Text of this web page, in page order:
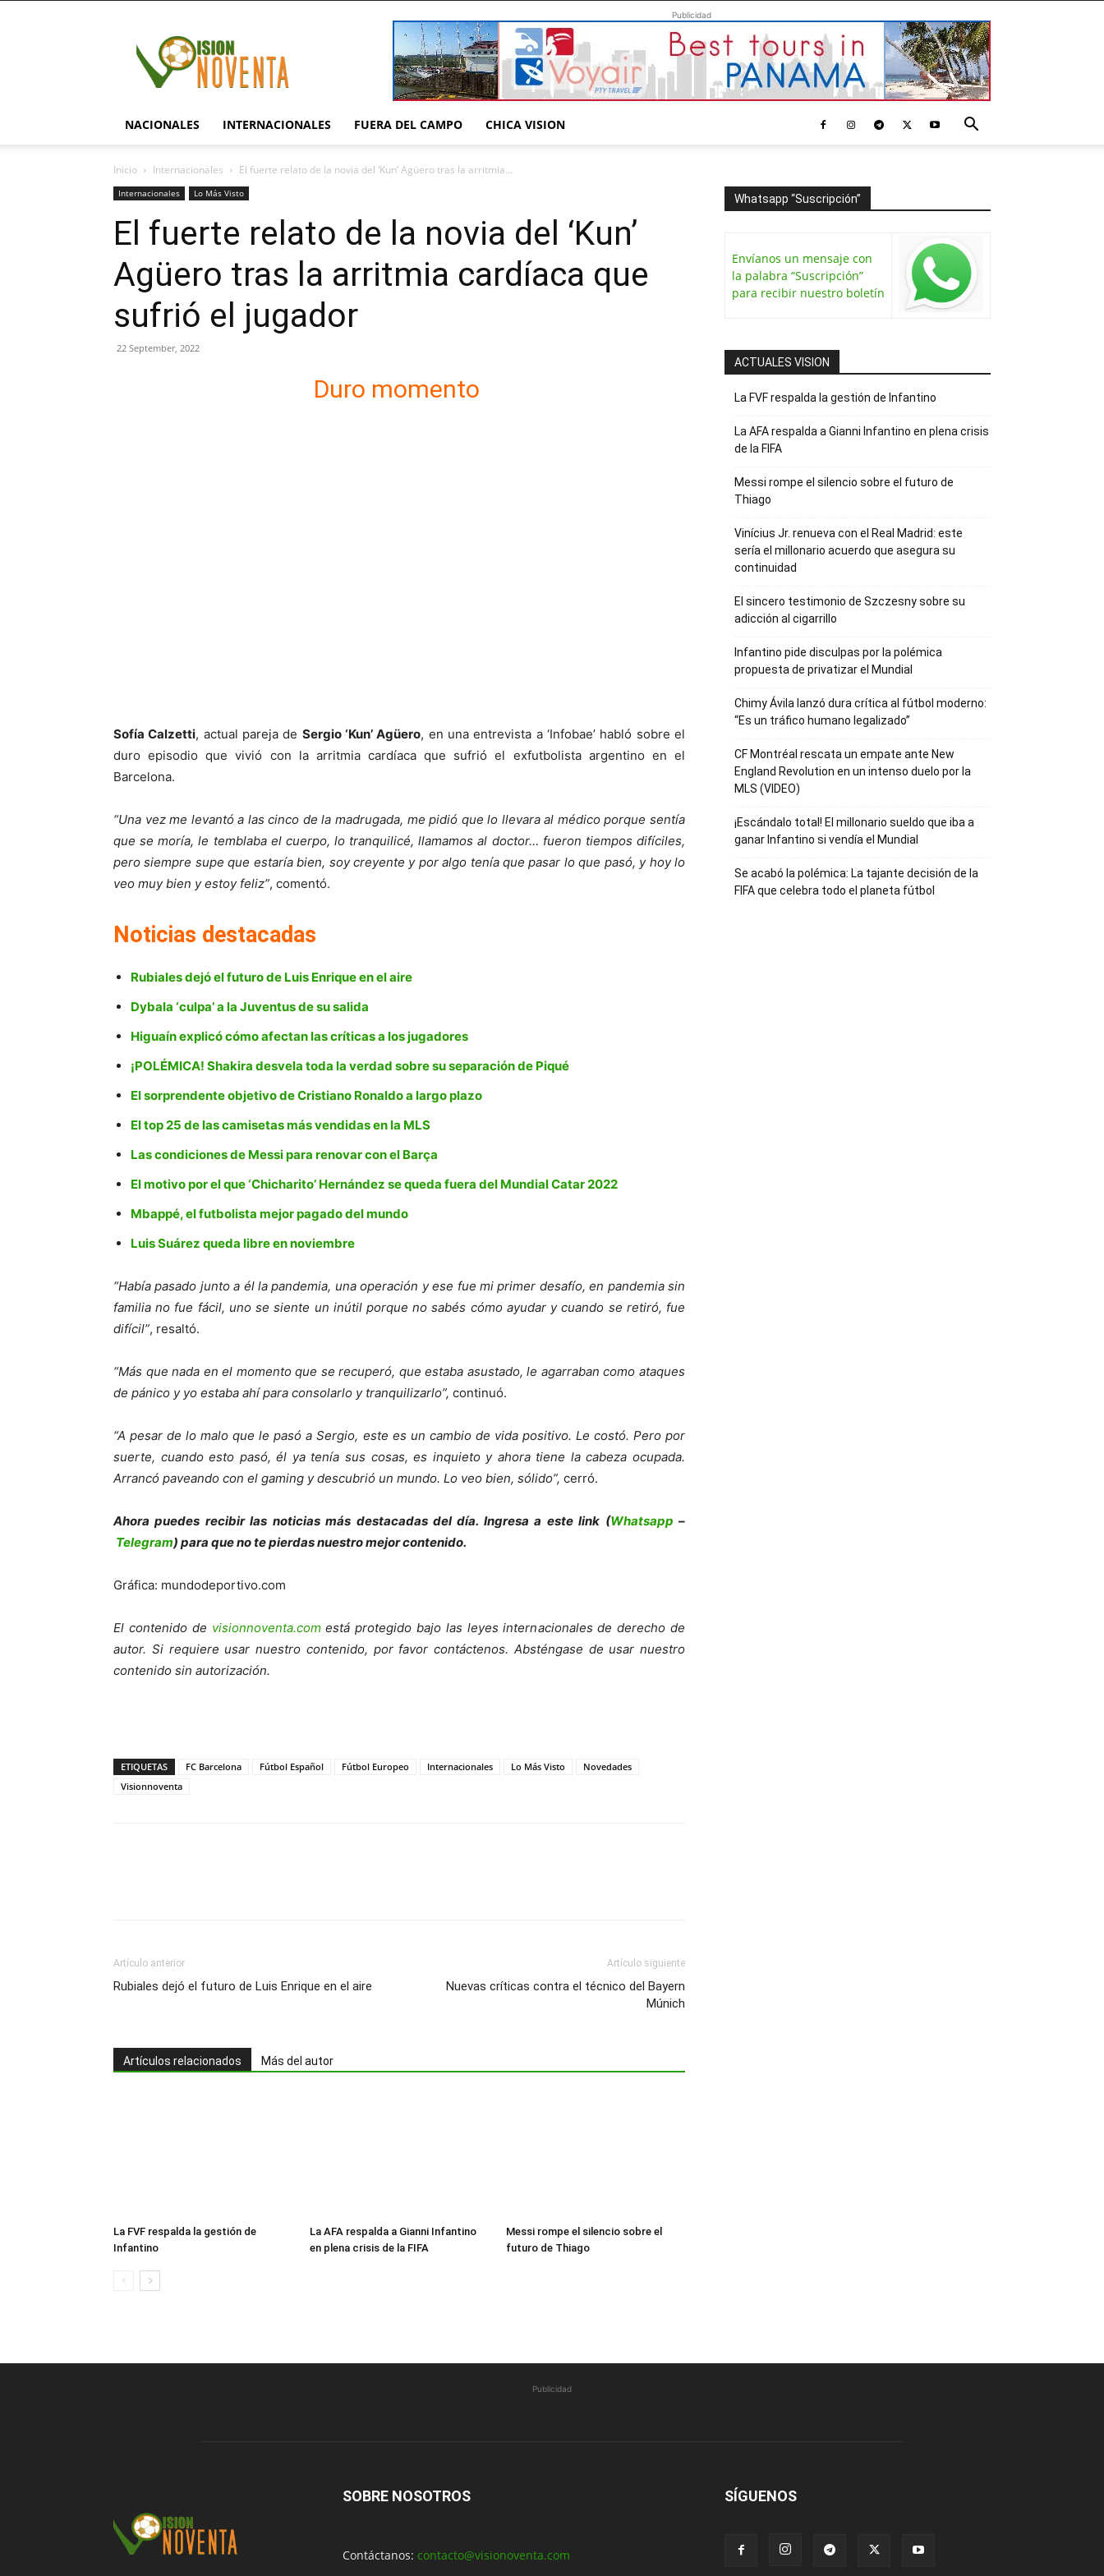
Publicidad
NACIONALES INTERNACIONALES FUERA DEL CAMPO CHICA VISION
Inicio Internacionales El fuerte relato de la novia del ‘Kun’ Agüero tras la arritmia...
Internacionales Lo Más Visto
El fuerte relato de la novia del ‘Kun’
Agüero tras la arritmia cardíaca que
sufrió el jugador
22 September, 2022
Duro momento
Sofía Calzetti, actual pareja de Sergio ‘Kun’ Agüero, en una entrevista a ‘Infobae’ habló sobre el
duro episodio que vivió con la arritmia cardíaca que sufrió el exfutbolista argentino en el
Barcelona.
“Una vez me levantó a las cinco de la madrugada, me pidió que lo llevara al médico porque sentía
que se moría, le temblaba el cuerpo, lo tranquilicé, llamamos al doctor… fueron tiempos difíciles,
pero siempre supe que estaría bien, soy creyente y por algo tenía que pasar lo que pasó, y hoy lo
veo muy bien y estoy feliz”, comentó.
Noticias destacadas
Rubiales dejó el futuro de Luis Enrique en el aire
Dybala ‘culpa’ a la Juventus de su salida
Higuaín explicó cómo afectan las críticas a los jugadores
¡POLÉMICA! Shakira desvela toda la verdad sobre su separación de Piqué
El sorprendente objetivo de Cristiano Ronaldo a largo plazo
El top 25 de las camisetas más vendidas en la MLS
Las condiciones de Messi para renovar con el Barça
El motivo por el que ‘Chicharito’ Hernández se queda fuera del Mundial Catar 2022
Mbappé, el futbolista mejor pagado del mundo
Luis Suárez queda libre en noviembre
“Había pasado junto a él la pandemia, una operación y ese fue mi primer desafío, en pandemia sin
familia no fue fácil, uno se siente un inútil porque no sabés cómo ayudar y cuando se retiró, fue
difícil”, resaltó.
“Más que nada en el momento que se recuperó, que estaba asustado, le agarraban como ataques
de pánico y yo estaba ahí para consolarlo y tranquilizarlo”, continuó.
“A pesar de lo malo que le pasó a Sergio, este es un cambio de vida positivo. Le costó. Pero por
suerte, cuando esto pasó, él ya tenía sus cosas, es inquieto y ahora tiene la cabeza ocupada.
Arrancó paveando con el gaming y descubrió un mundo. Lo veo bien, sólido”, cerró.
Ahora puedes recibir las noticias más destacadas del día. Ingresa a este link (Whatsapp –
Telegram) para que no te pierdas nuestro mejor contenido.
Gráfica: mundodeportivo.com
El contenido de visionnoventa.comestá protegido bajo las leyes internacionales de derecho de
autor. Si requiere usar nuestro contenido, por favor contáctenos. Absténgase de usar nuestro
contenido sin autorización.
ETIQUETAS FC Barcelona Fútbol Español Fútbol Europeo Internacionales Lo Más Visto
Novedades
Visionnoventa
Artículo anterior
Rubiales dejó el futuro de Luis Enrique en el aire
Artículo siguiente
Nuevas críticas contra el técnico del Bayern
Múnich
Artículos relacionados Más del autor
La FVF respalda la gestión de
Infantino
La AFA respalda a Gianni Infantino
en plena crisis de la FIFA
Messi rompe el silencio sobre el
futuro de Thiago
Whatsapp “Suscripción”
Envíanos un mensaje con
la palabra “Suscripción”
para recibir nuestro boletín
ACTUALES VISION
La FVF respalda la gestión de Infantino
La AFA respalda a Gianni Infantino en plena crisis
de la FIFA
Messi rompe el silencio sobre el futuro de
Thiago
Vinícius Jr. renueva con el Real Madrid: este
sería el millonario acuerdo que asegura su
continuidad
El sincero testimonio de Szczesny sobre su
adicción al cigarrillo
Infantino pide disculpas por la polémica
propuesta de privatizar el Mundial
Chimy Ávila lanzó dura crítica al fútbol moderno:
“Es un tráfico humano legalizado”
CF Montréal rescata un empate ante New
England Revolution en un intenso duelo por la
MLS (VIDEO)
¡Escándalo total! El millonario sueldo que iba a
ganar Infantino si vendía el Mundial
Se acabó la polémica: La tajante decisión de la
FIFA que celebra todo el planeta fútbol
Publicidad
SOBRE NOSOTROS
Contáctanos: contacto@visionoventa.com
SÍGUENOS